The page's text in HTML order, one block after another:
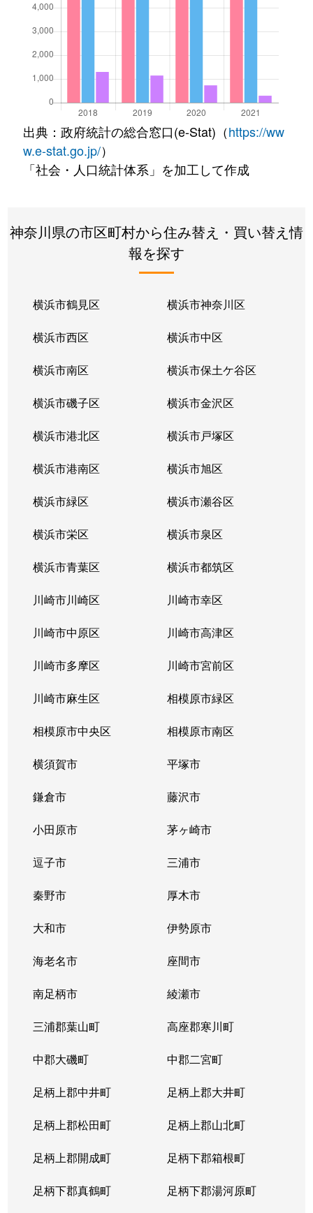
出典：政府統計の総合窓口(e-Stat)（https://ww
w.e-stat.go.jp/）
「社会・人口統計体系」を加工して作成
神奈川県の市区町村から住み替え・買い替え情
報を探す
横浜市鶴見区 横浜市神奈川区
横浜市西区 横浜市中区
横浜市南区 横浜市保土ケ谷区
横浜市磯子区 横浜市金沢区
横浜市港北区 横浜市戸塚区
横浜市港南区 横浜市旭区
横浜市緑区 横浜市瀬谷区
横浜市栄区 横浜市泉区
横浜市青葉区 横浜市都筑区
川崎市川崎区 川崎市幸区
川崎市中原区 川崎市高津区
川崎市多摩区 川崎市宮前区
川崎市麻生区 相模原市緑区
相模原市中央区 相模原市南区
横須賀市 平塚市
鎌倉市 藤沢市
小田原市 茅ヶ崎市
逗子市 三浦市
秦野市 厚木市
大和市 伊勢原市
海老名市 座間市
南足柄市 綾瀬市
三浦郡葉山町 高座郡寒川町
中郡大磯町 中郡二宮町
足柄上郡中井町 足柄上郡大井町
足柄上郡松田町 足柄上郡山北町
足柄上郡開成町 足柄下郡箱根町
足柄下郡真鶴町 足柄下郡湯河原町